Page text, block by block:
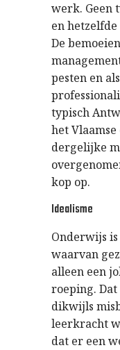
werk. Geen
en
De
pesten en
typisch
het
dergelijke
kop op.
Idealisme
Onderwijs
waarvan
alleen een
roeping.
dikwijls
leerkracht
dat er een